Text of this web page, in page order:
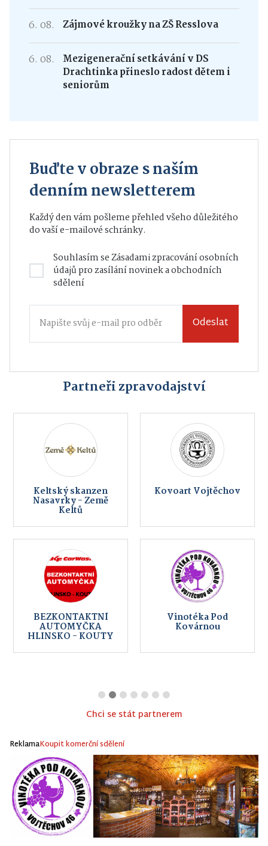
6. 08. Zájmové kroužky na ZŠ Resslova
6. 08.
Mezigenerační setkávání v DS
Drachtinka přineslo radost dětem i
seniorům
Buďte v obraze s naším
denním newsletterem
Každý den vám pošleme přehled všeho důležitého
do vaší e-mailové schránky.
Souhlasím seZásadami zpracování osobních
údajůpro zasílání novinek a obchodních
sdělení
Odeslat
Partneři zpravodajství
Keltský skanzen
Nasavrky - Země
Keltů
Kovoart Vojtěchov
BEZKONTAKTNÍ
AUTOMYČKA
HLINSKO - KOUTY
Vinotéka Pod
Kovárnou
Chci se stát partnerem
ReklamaKoupit komerční sdělení